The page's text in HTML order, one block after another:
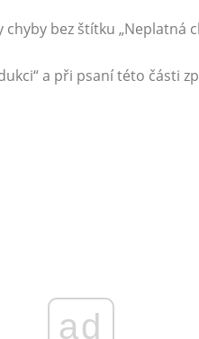
chyby bez štítku „Neplatná
a při psaní této části
ad